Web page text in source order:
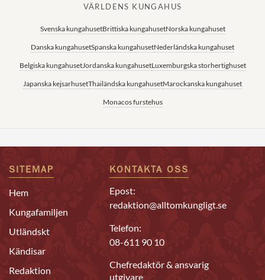
VÄRLDENS KUNGAHUS
Svenska kungahusetBrittiska kungahusetNorska kungahuset
Danska kungahusetSpanska kungahusetNederländska kungahuset
Belgiska kungahusetJordanska kungahusetLuxemburgska storhertighuset
Japanska kejsarhusetThailändska kungahusetMarockanska kungahuset
Monacos furstehus
SITEMAP
Hem
Kungafamiljen
Utländskt
Kändisar
Redaktion
KONTAKTA OSS
Epost:
redaktion@alltomkungligt.se
Telefon:
08-611 90 10
Chefredaktör & ansvarig
utgivare